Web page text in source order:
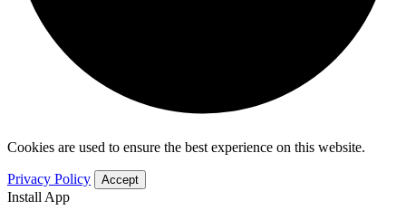
Cookies are used to ensure the best experience on this website.
Privacy Policy Accept
Install App